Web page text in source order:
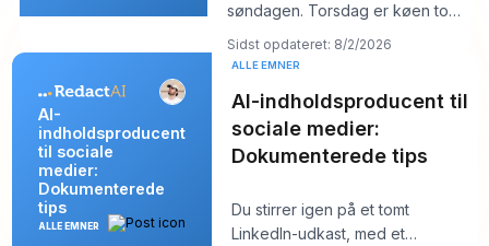
søndagen. Torsdag er køen tom,
hooket du kunne lide føles fladt,
og
Sidst opdateret: 8/2/2026
AI-
indholdsproducent
til sociale
medier:
Dokumenterede
tips
ALLE EMNER
ALLE EMNER
AI-indholdsproducent til
sociale medier:
Dokumenterede tips
Du stirrer igen på et tomt
LinkedIn-udkast, med et